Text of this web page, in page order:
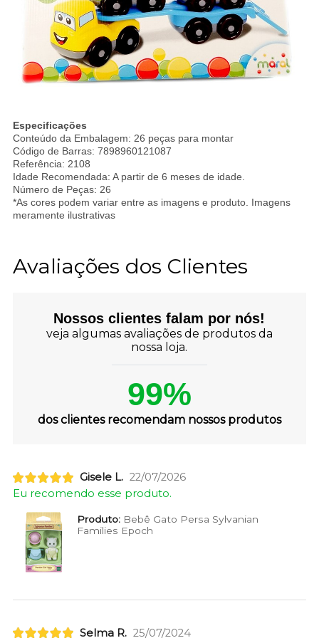
Especificações
Conteúdo da Embalagem: 26 peças para montar
Código de Barras: 7898960121087
Referência: 2108
Idade Recomendada: A partir de 6 meses de idade.
Número de Peças: 26
*As cores podem variar entre as imagens e produto. Imagens
meramente ilustrativas
Avaliações dos Clientes
Nossos clientes falam por nós!
veja algumas avaliações de produtos da
nossa loja.
99%
dos clientes recomendam nossos produtos
Gisele L. 22/07/2026
Eu recomendo esse produto.
Produto:Bebê Gato Persa Sylvanian
Families Epoch
Selma R. 25/07/2024